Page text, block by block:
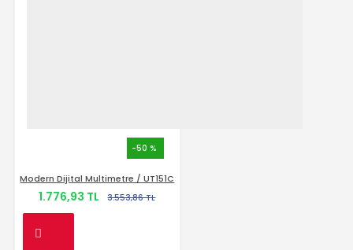
-50 %
Modern Dijital Multimetre / UT151C
1.776,93 TL 3.553,86 TL